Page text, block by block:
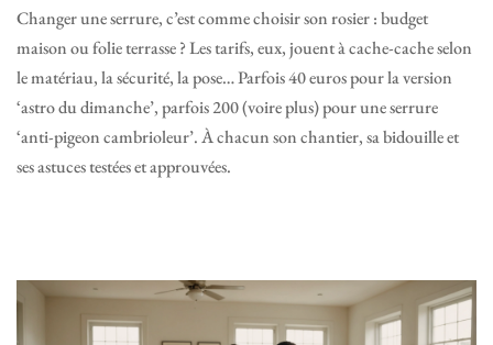
Changer une serrure, c’est comme choisir son rosier : budget
maison ou folie terrasse ? Les tarifs, eux, jouent à cache-cache selon
le matériau, la sécurité, la pose… Parfois 40 euros pour la version
‘astro du dimanche’, parfois 200 (voire plus) pour une serrure
‘anti-pigeon cambrioleur’. À chacun son chantier, sa bidouille et
ses astuces testées et approuvées.